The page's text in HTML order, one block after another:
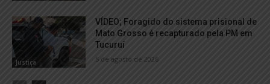
Justiça
VÍDEO; Foragido do sistema prisional de
Mato Grosso é recapturado pela PM em
Tucuruí
5 de agosto de 2026